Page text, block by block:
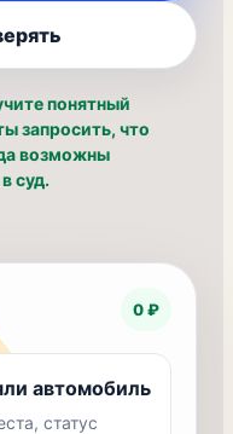
понятный
запросить, что
возможны
суд.
0 ₽
автомобиль
статус